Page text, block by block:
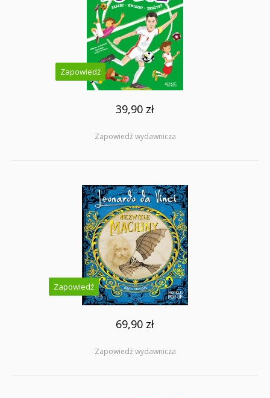
Zapowiedź
39,90 zł
Zapowiedź wydawnicza
Zapowiedź
69,90 zł
Zapowiedź wydawnicza